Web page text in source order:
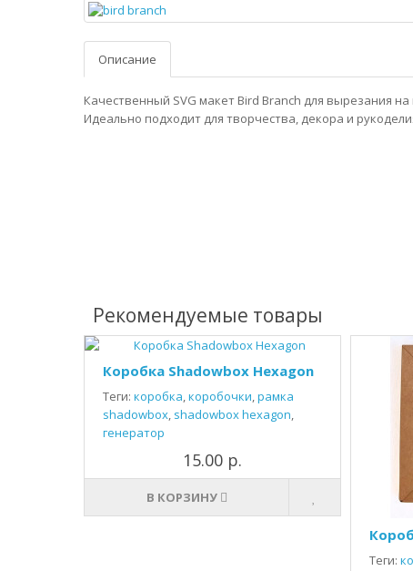
Описание
Качественный SVG макет Bird Branch для вырезания на
Идеально подходит для творчества, декора и
Рекомендуемые товары
Коробка Shadowbox Hexagon
Теги: коробка,коробочки,рамка
shadowbox, shadowbox hexagon,
генератор
15.00 р.
В КОРЗИНУ
Теги: